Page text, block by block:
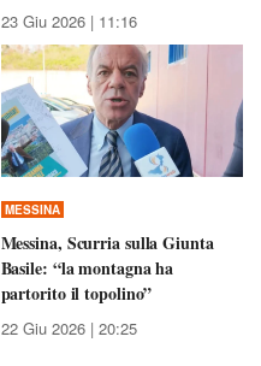
23 Giu 2026 | 11:16
MESSINA
Messina, Scurria sulla Giunta
Basile: “la montagna ha
partorito il topolino”
22 Giu 2026 | 20:25